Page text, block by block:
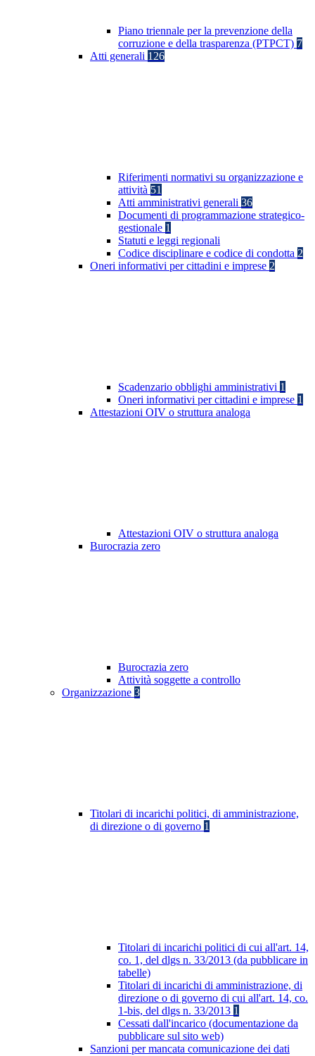
Piano triennale per la prevenzione della
corruzione e della trasparenza (PTPCT) 7
Atti generali 126
Riferimenti normativi su organizzazione e
attività 51
Atti amministrativi generali 36
Documenti di programmazione strategico-
gestionale 1
Statuti e leggi regionali
Codice disciplinare e codice di condotta 2
Oneri informativi per cittadini e imprese 2
Scadenzario obblighi amministrativi 1
Oneri informativi per cittadini e imprese 1
Attestazioni OIV o struttura analoga
Attestazioni OIV o struttura analoga
Burocrazia zero
Burocrazia zero
Attività soggette a controllo
Organizzazione 3
Titolari di incarichi politici, di amministrazione,
di direzione o di governo 1
Titolari di incarichi politici di cui all'art. 14,
co. 1, del dlgs n. 33/2013 (da pubblicare in
tabelle)
Titolari di incarichi di amministrazione, di
direzione o di governo di cui all'art. 14, co.
1-bis, del dlgs n. 33/2013 1
Cessati dall'incarico (documentazione da
pubblicare sul sito web)
Sanzioni per mancata comunicazione dei dati